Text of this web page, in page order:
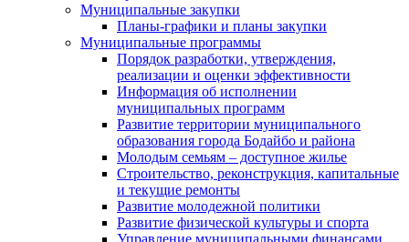
Муниципальные закупки
Планы-графики и планы закупки
Муниципальные программы
Порядок разработки, утверждения,
реализации и оценки эффективности
Информация об исполнении
муниципальных программ
Развитие территории муниципального
образования города Бодайбо и района
Молодым семьям – доступное жилье
Строительство, реконструкция, капитальные
и текущие ремонты
Развитие молодежной политики
Развитие физической культуры и спорта
Управление муниципальными финансами